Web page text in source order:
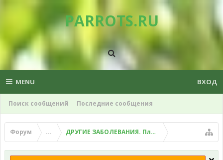
PARROTS.RU
MENU
Поиск сообщений Последние сообщения
ВХОД
Форум ... ДРУГИЕ ЗАБОЛЕВАНИЯ. Плохой помет, рвота и